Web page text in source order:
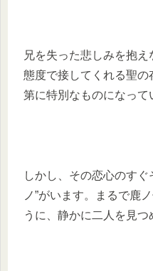
兄を失った悲しみを抱
態度で接してくれる聖
第に特別なものになって
しかし、その恋心のす
ノ”がいます。まるで鹿
うに、静かに二人を見つ